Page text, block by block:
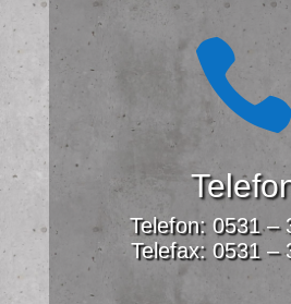
Telefon: 0531 –
Telefax: 0531 –